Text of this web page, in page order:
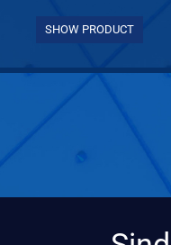
SHOW PRODUCT